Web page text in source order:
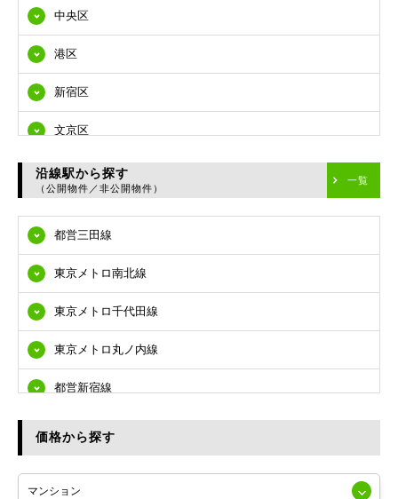
中央区
港区
新宿区
文京区
台東区
江東区
品川区
目黒区
大田区
世田谷区
渋谷区
練馬区
沿線駅から探す
（公開物件／非公開物件）
一覧
都営三田線
東京メトロ南北線
東京メトロ千代田線
東京メトロ丸ノ内線
都営新宿線
価格から探す